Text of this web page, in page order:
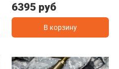
6395 руб
В корзину